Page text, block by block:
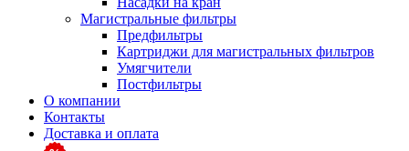
Магистральные фильтры
Предфильтры
Картриджи для магистральных фильтров
Умягчители
Постфильтры
О компании
Контакты
Доставка и оплата